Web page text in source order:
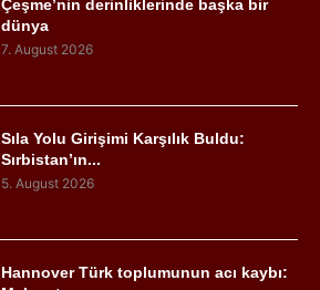
Çeşme’nin derinliklerinde başka bir
dünya
7. August 2026
Sıla Yolu Girişimi Karşılık Buldu:
Sırbistan’ın...
5. August 2026
Hannover Türk toplumunun acı kaybı: